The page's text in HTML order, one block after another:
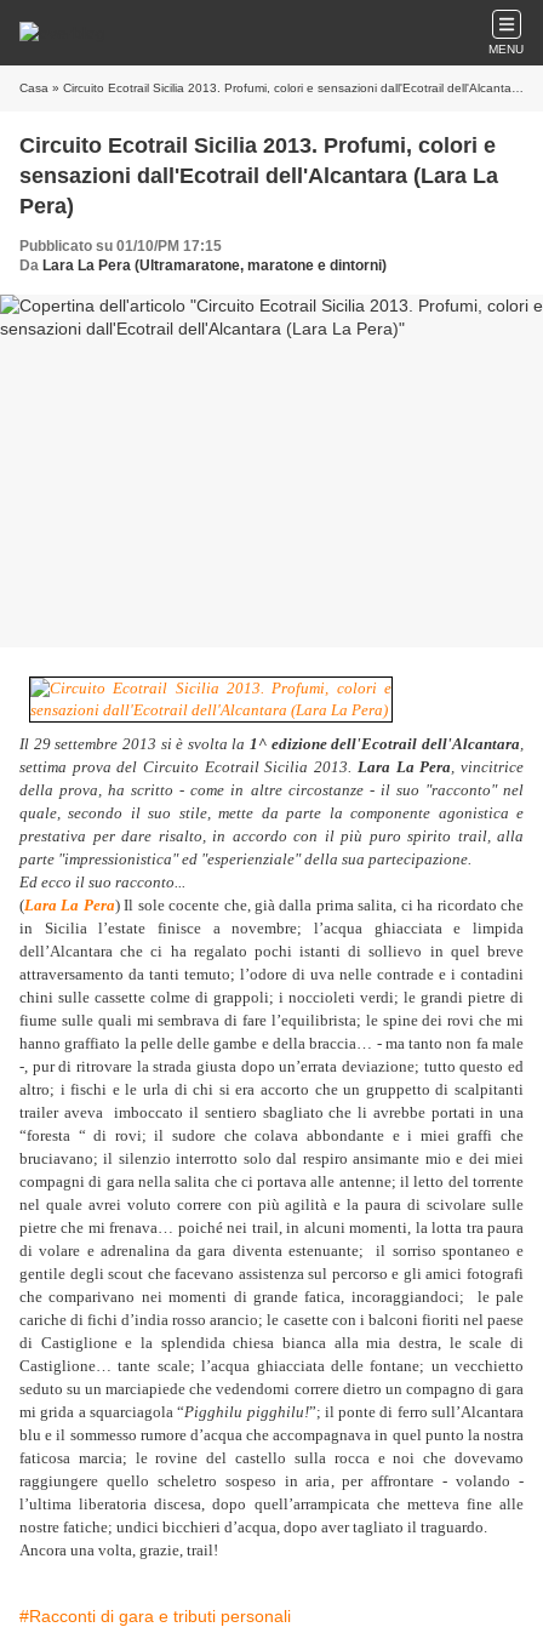
MENU
Casa » Circuito Ecotrail Sicilia 2013. Profumi, colori e sensazioni dall'Ecotrail dell'Alcantara (Lara La Pera)
Circuito Ecotrail Sicilia 2013. Profumi, colori e
sensazioni dall'Ecotrail dell'Alcantara (Lara La
Pera)
Pubblicato su 01/10/PM 17:15
Da Lara La Pera (Ultramaratone, maratone e dintorni)
Il 29 settembre 2013 si è svolta la1^ edizione dell'Ecotrail dell'Alcantara,
settima prova del Circuito Ecotrail Sicilia 2013. Lara La Pera, vincitrice
della prova, ha scritto - come in altre circostanze - il suo "racconto" nel
quale, secondo il suo stile, mette da parte la componente agonistica e
prestativa per dare risalto, in accordo con il più puro spirito trail, alla
parte "impressionistica" ed "esperienziale" della sua partecipazione.
Ed ecco il suo racconto...
(Lara La Pera) Il sole cocente che, già dalla prima salita, ci ha ricordato che
in Sicilia l’estate finisce a novembre; l’acqua ghiacciata e limpida
dell’Alcantara che ci ha regalato pochi istanti di sollievo in quel breve
attraversamento da tanti temuto; l’odore di uva nelle contrade e i contadini
chini sulle cassette colme di grappoli; i noccioleti verdi; le grandi pietre di
fiume sulle quali mi sembrava di fare l’equilibrista; le spine dei rovi che mi
hanno graffiato la pelle delle gambe e della braccia… - ma tanto non fa male
-, pur di ritrovare la strada giusta dopo un’errata deviazione; tutto questo ed
altro; i fischi e le urla di chi si era accorto che un gruppetto di scalpitanti
trailer aveva imboccato il sentiero sbagliato che li avrebbe portati in una
“foresta “ di rovi; il sudore che colava abbondante e i miei graffi che
bruciavano; il silenzio interrotto solo dal respiro ansimante mio e dei miei
compagni di gara nella salita che ci portava alle antenne; il letto del torrente
nel quale avrei voluto correre con più agilità e la paura di scivolare sulle
pietre che mi frenava… poiché nei trail, in alcuni momenti, la lotta tra paura
di volare e adrenalina da gara diventa estenuante; il sorriso spontaneo e
gentile degli scout che facevano assistenza sul percorso e gli amici fotografi
che comparivano nei momenti di grande fatica, incoraggiandoci; le pale
cariche di fichi d’india rosso arancio; le casette con i balconi fioriti nel paese
di Castiglione e la splendida chiesa bianca alla mia destra, le scale di
Castiglione… tante scale; l’acqua ghiacciata delle fontane; un vecchietto
seduto su un marciapiede che vedendomi correre dietro un compagno di gara
mi grida a squarciagola “Pigghilu pigghilu!”; il ponte di ferro sull’Alcantara
blu e il sommesso rumore d’acqua che accompagnava in quel punto la nostra
faticosa marcia; le rovine del castello sulla rocca e noi che dovevamo
raggiungere quello scheletro sospeso in aria, per affrontare - volando -
l’ultima liberatoria discesa, dopo quell’arrampicata che metteva fine alle
nostre fatiche; undici bicchieri d’acqua, dopo aver tagliato il traguardo.
Ancora una volta, grazie, trail!
#Racconti di gara e tributi personali